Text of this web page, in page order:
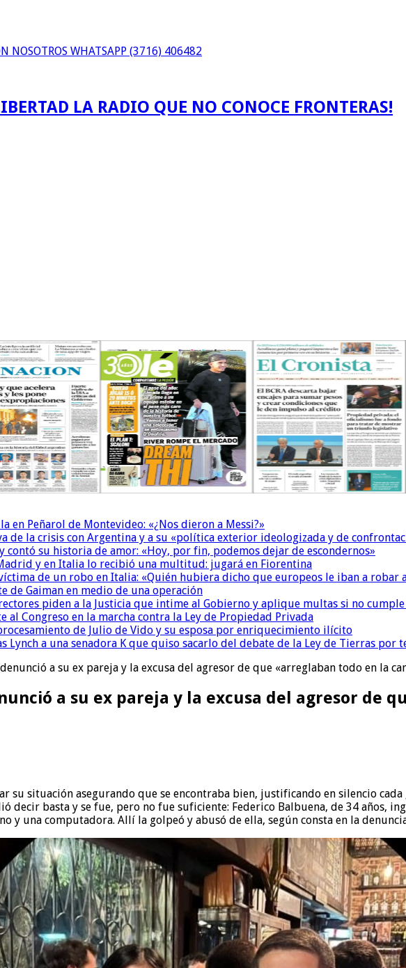
NOSOTROS WHATSAPP (3716) 406482
LA RADIO QUE NO CONOCE FRONTERAS!
en Peñarol de Montevideo: «¿Nos dieron a Messi?»
de la crisis con Argentina y a su «política exterior ideologizada y de
contó su historia de amor: «Hoy, por fin, podemos dejar de escondernos»
y en Italia lo recibió una multitud: jugará en Fiorentina
de un robo en Italia: «Quién hubiera dicho que europeos le iban a robar
de Gaiman en medio de una operación
piden a la Justicia que intime al Gobierno y aplique multas si no cumple
al Congreso en la marcha contra la Ley de Propiedad Privada
de Julio de Vido y su esposa por enriquecimiento ilícito
Lynch a una senadora K que quiso sacarlo del debate de la Ley de Tierras por
a su ex pareja y la excusa del agresor de que «arreglaban todo en la
a su ex pareja y la excusa del agresor de
su situación asegurando que se encontraba bien, justificando en silencio
decir basta y se fue, pero no fue suficiente: Federico Balbuena, de 34 años,
y una computadora. Allí la golpeó y abusó de ella, según consta en la